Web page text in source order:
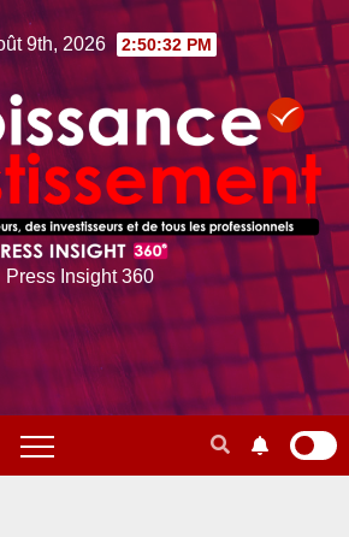
9th, 2026 2:50:33 PM
Press Insight 360